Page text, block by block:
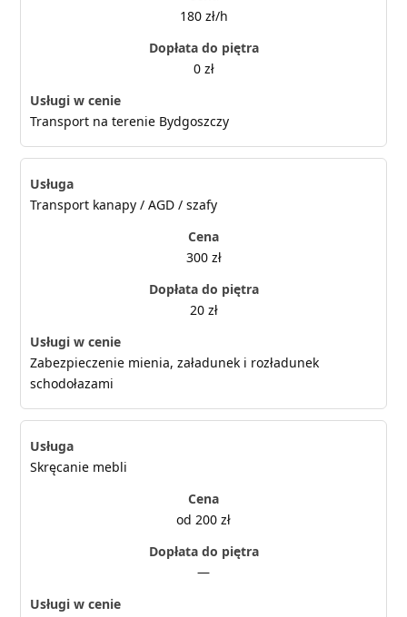
180 zł/h
0 zł
Transport na terenie Bydgoszczy
Transport kanapy / AGD / szafy
300 zł
20 zł
Zabezpieczenie mienia, załadunek i rozładunek
schodołazami
Skręcanie mebli
od 200 zł
—